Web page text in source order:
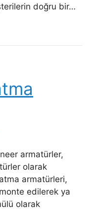
doğru bir…
armatürler,
olarak
armatürleri,
edilerek ya
olarak